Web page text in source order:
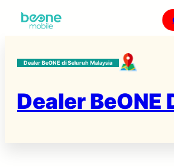
Skip
Dealer BeONE di Seluruh Malaysia
Dealer BeONE